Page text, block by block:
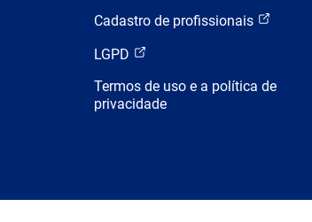
Cadastro de profissionais
LGPD
Termos de uso e a política de
privacidade